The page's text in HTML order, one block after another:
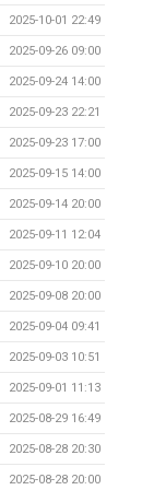
2025-10-01 22:49
2025-09-26 09:00
2025-09-24 14:00
2025-09-23 22:21
2025-09-23 17:00
2025-09-15 14:00
2025-09-14 20:00
2025-09-11 12:04
2025-09-10 20:00
2025-09-08 20:00
2025-09-04 09:41
2025-09-03 10:51
2025-09-01 11:13
2025-08-29 16:49
2025-08-28 20:30
2025-08-28 20:00